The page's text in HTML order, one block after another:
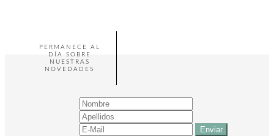
PERMANECE AL
DÍA SOBRE
NUESTRAS
NOVEDADES